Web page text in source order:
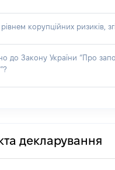
корупційних ризиків,
до Закону України “Про
декларування